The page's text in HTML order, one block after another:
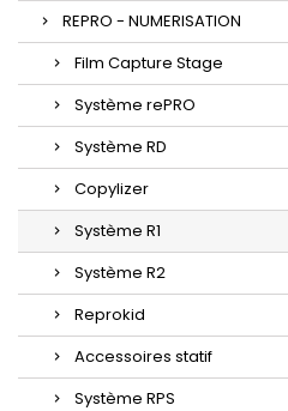
REPRO - NUMERISATION
Film Capture Stage
Système rePRO
Système RD
Copylizer
Système R1
Système R2
Reprokid
Accessoires statif
Système RPS